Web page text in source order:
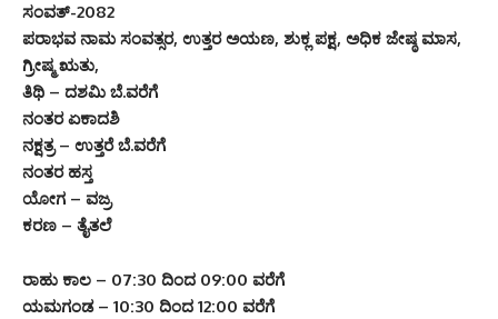
ಸಂವತ್-2082
ಪರಾಭವ ನಾಮ ಸಂವತ್ಸರ, ಉತ್ತರ ಅಯಣ, ಶುಕ್ಲ ಪಕ್ಷ, ಅಧಿಕ ಜೇಷ್ಠ ಮಾಸ,
ಗ್ರೀಷ್ಮ ಋತು,
ತಿಥಿ – ದಶಮಿ ಬೆ.ವರೆಗೆ
ನಂತರ ಏಕಾದಶಿ
ನಕ್ಷತ್ರ – ಉತ್ತರೆ ಬೆ.ವರೆಗೆ
ನಂತರ ಹಸ್ತ
ಯೋಗ – ವಜ್ರ
ಕರಣ – ತೈತಲೆ
ರಾಹು ಕಾಲ – 07:30 ದಿಂದ 09:00 ವರೆಗೆ
ಯಮಗಂಡ – 10:30 ದಿಂದ 12:00 ವರೆಗೆ